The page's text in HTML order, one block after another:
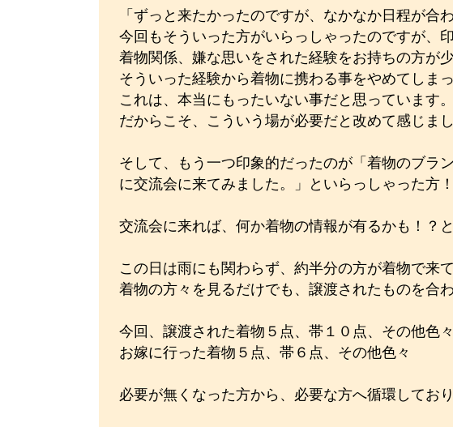
「ずっと来たかったのですが、なかなか日程が合
今回もそういった方がいらっしゃったのですが、
着物関係、嫌な思いをされた経験をお持ちの方が
そういった経験から着物に携わる事をやめてしまっ
これは、本当にもったいない事だと思っています。
だからこそ、こういう場が必要だと改めて感じまし
そして、もう一つ印象的だったのが「着物のブラ
に交流会に来てみました。」といらっしゃった方！
交流会に来れば、何か着物の情報が有るかも！？
この日は雨にも関わらず、約半分の方が着物で来
着物の方々を見るだけでも、譲渡されたものを合
今回、譲渡された着物５点、帯１０点、その他色々
お嫁に行った着物５点、帯６点、その他色々
必要が無くなった方から、必要な方へ循環してお